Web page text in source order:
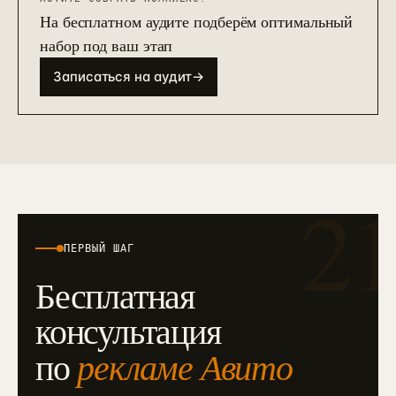
На бесплатном аудите подберём оптимальный
набор под ваш этап
Записаться на аудит→
ПЕРВЫЙ ШАГ
Бесплатная
консультация
порекламе Авито